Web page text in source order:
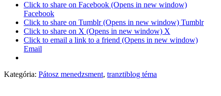
Click to share on Facebook (Opens in new window)
Facebook
Click to share on Tumblr (Opens in new window) Tumblr
Click to share on X (Opens in new window) X
Click to email a link to a friend (Opens in new window)
Email
Kategória: Pátosz menedzsment, tranztiblog téma